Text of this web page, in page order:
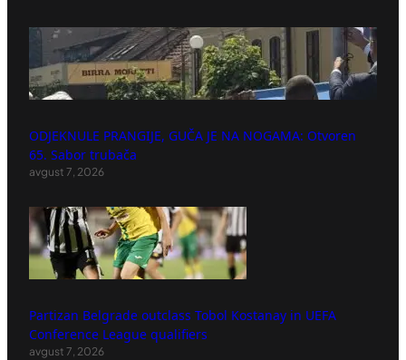
ODJEKNULE PRANGIJE, GUČA JE NA NOGAMA: Otvoren
65. Sabor trubača
avgust 7, 2026
Partizan Belgrade outclass Tobol Kostanay in UEFA
Conference League qualifiers
avgust 7, 2026